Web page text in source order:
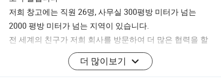
저희 창고에는 직원 26명, 사무실 300평방 미터가 넘는
2000 평방 미터가 넘는 지역이 있습니다.
전 세계의 친구가 저희 회사를 방문하여 더 많은 협력을 할
수 있도록 따뜻하게 환영해 드립니다.
더 많이보기